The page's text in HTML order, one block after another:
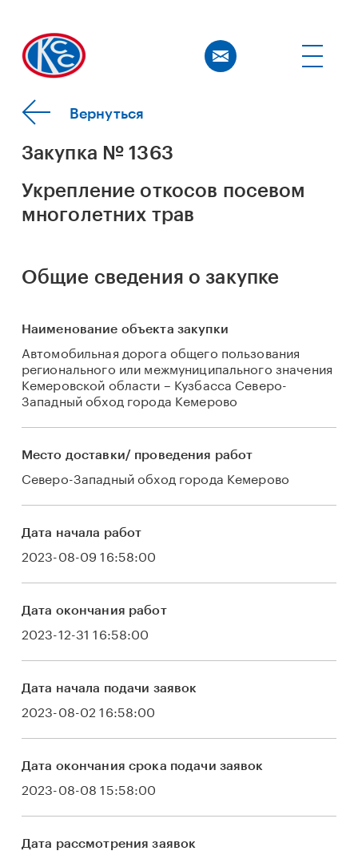
Вернуться
Закупка № 1363
Укрепление откосов посевом
многолетних трав
Общие сведения о закупке
Наименование объекта закупки
Автомобильная дорога общего пользования
регионального или межмуниципального значения
Кемеровской области – Кузбасса Северо-
Западный обход города Кемерово
Место доставки/ проведения работ
Северо-Западный обход города Кемерово
Дата начала работ
2023-08-09 16:58:00
Дата окончания работ
2023-12-31 16:58:00
Дата начала подачи заявок
2023-08-02 16:58:00
Дата окончания срока подачи заявок
2023-08-08 15:58:00
Дата рассмотрения заявок